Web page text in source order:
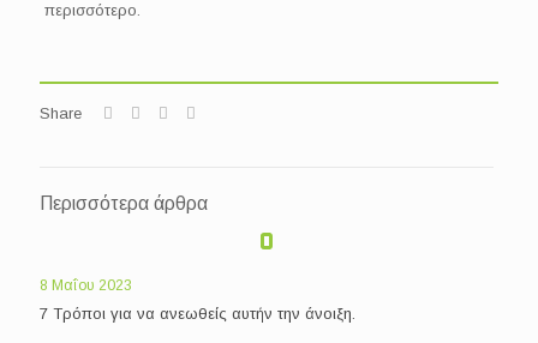
περισσότερο.
Share
Περισσότερα άρθρα
8 Μαΐου 2023
7 Tρόποι για να ανεωθείς αυτήν την άνοιξη.